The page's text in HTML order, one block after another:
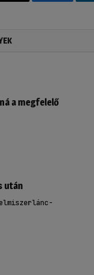
a megfelelő
után